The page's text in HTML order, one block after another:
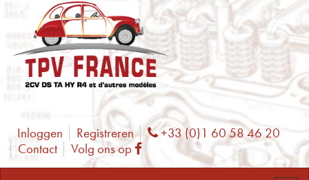
Inloggen Registreren Phone
+33 (0)1 60 58 46 20
Contact
Volg ons op Facebook